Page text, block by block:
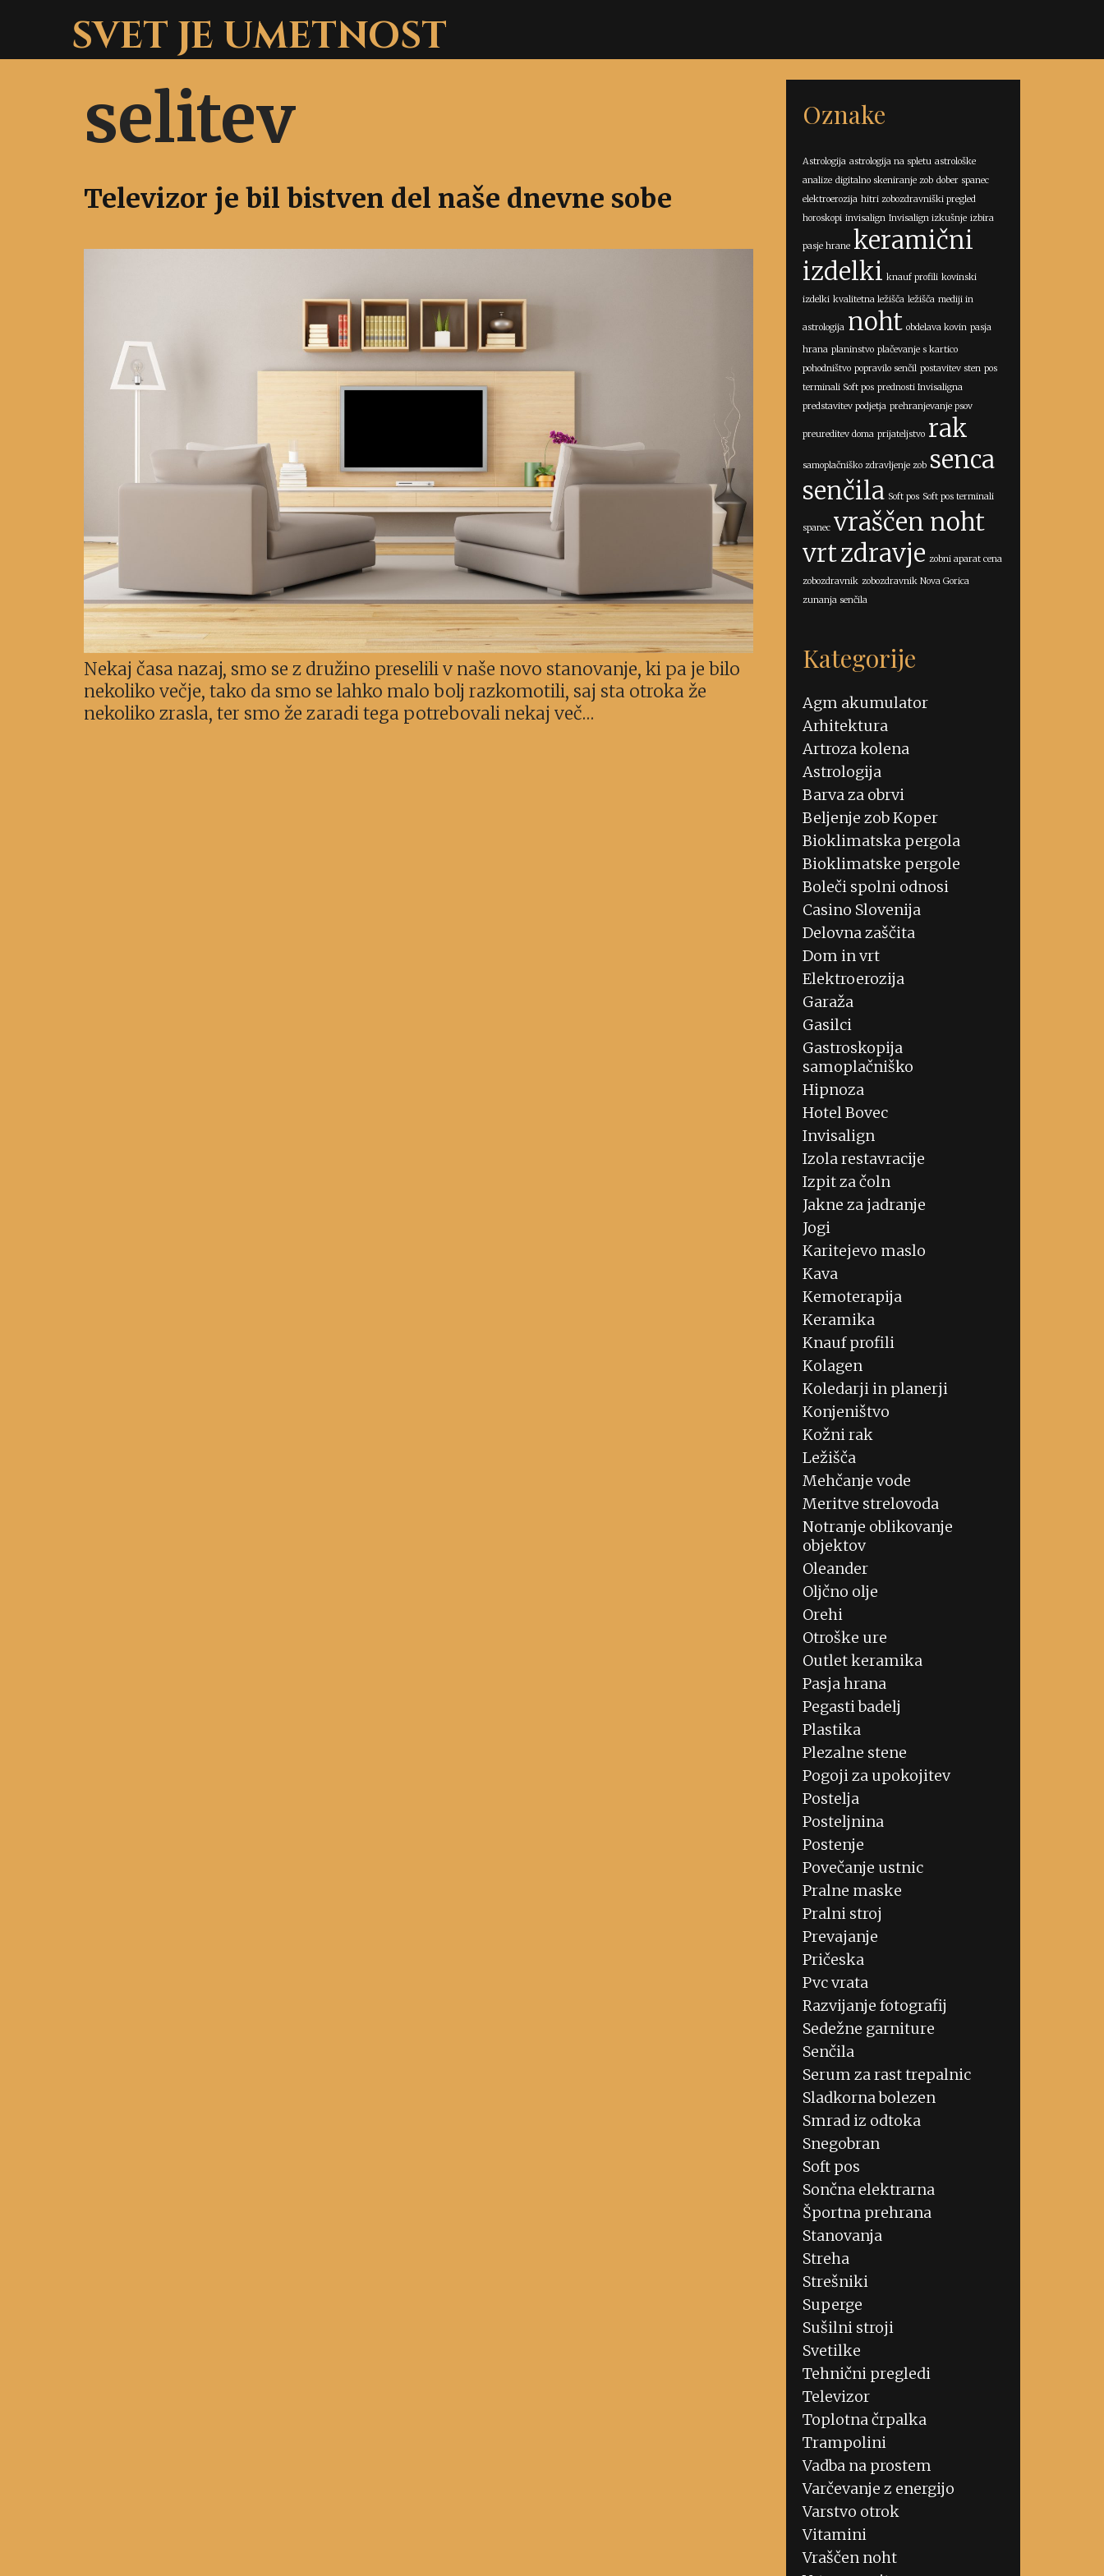
content SVET JE UMETNOST
selitev
Televizor je bil bistven del naše dnevne sobe
Nekaj časa nazaj, smo se z družino preselili v naše novo stanovanje, ki pa je bilo
nekoliko večje, tako da smo se lahko malo bolj razkomotili, saj sta otroka že
nekoliko zrasla, ter smo že zaradi tega potrebovali nekaj več…
Oznake
Astrologija astrologija na spletu astrološke
analize digitalno skeniranje zob dober spanec
elektroerozija hitri zobozdravniški pregled
horoskopi invisalign Invisalign izkušnje izbira
pasje hrane keramični
izdelki knauf profili kovinski
izdelki kvalitetna ležišča ležišča mediji in
astrologija noht obdelava kovin pasja
hrana planinstvo plačevanje s kartico
pohodništvo popravilo senčil postavitev sten pos
terminali Soft pos prednosti Invisaligna
predstavitev podjetja prehranjevanje psov
preureditev doma prijateljstvo rak
samoplačniško zdravljenje zob senca
senčila Soft pos Soft pos terminali
spanec vraščen noht
vrtzdravje zobni aparat cena
zobozdravnik zobozdravnik Nova Gorica
zunanja senčila
Kategorije
Agm akumulator
Arhitektura
Artroza kolena
Astrologija
Barva za obrvi
Beljenje zob Koper
Bioklimatska pergola
Bioklimatske pergole
Boleči spolni odnosi
Casino Slovenija
Delovna zaščita
Dom in vrt
Elektroerozija
Garaža
Gasilci
Gastroskopija
samoplačniško
Hipnoza
Hotel Bovec
Invisalign
Izola restavracije
Izpit za čoln
Jakne za jadranje
Jogi
Karitejevo maslo
Kava
Kemoterapija
Keramika
Knauf profili
Kolagen
Koledarji in planerji
Konjeništvo
Kožni rak
Ležišča
Mehčanje vode
Meritve strelovoda
Notranje oblikovanje
objektov
Oleander
Oljčno olje
Orehi
Otroške ure
Outlet keramika
Pasja hrana
Pegasti badelj
Plastika
Plezalne stene
Pogoji za upokojitev
Postelja
Posteljnina
Postenje
Povečanje ustnic
Pralne maske
Pralni stroj
Prevajanje
Pričeska
Pvc vrata
Razvijanje fotografij
Sedežne garniture
Senčila
Serum za rast trepalnic
Sladkorna bolezen
Smrad iz odtoka
Snegobran
Soft pos
Sončna elektrarna
Športna prehrana
Stanovanja
Streha
Strešniki
Superge
Sušilni stroji
Svetilke
Tehnični pregledi
Televizor
Toplotna črpalka
Trampolini
Vadba na prostem
Varčevanje z energijo
Varstvo otrok
Vitamini
Vraščen noht